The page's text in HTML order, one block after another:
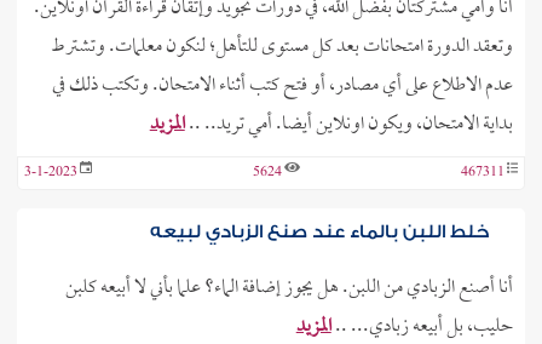
أنا وأمي مشتركتان بفضل الله، في دورات تجويد وإتقان قراءة القرآن اونلاين.
وتعقد الدورة امتحانات بعد كل مستوى للتأهل؛ لنكون معلمات. وتشترط
عدم الاطلاع على أي مصادر، أو فتح كتب أثناء الامتحان. وتكتب ذلك في
بداية الامتحان، ويكون اونلاين أيضا. أمي تريد.. ..المزيد
467311
5624
3-1-2023
خلط اللبن بالماء عند صنع الزبادي لبيعه
أنا أصنع الزبادي من اللبن. هل يجوز إضافة الماء؟ علما بأني لا أبيعه كلبن
حليب، بل أبيعه زبادي... ..المزيد